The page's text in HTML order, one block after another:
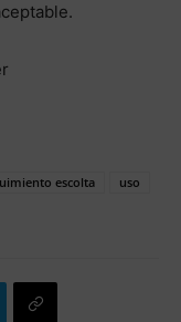
escolta
uso